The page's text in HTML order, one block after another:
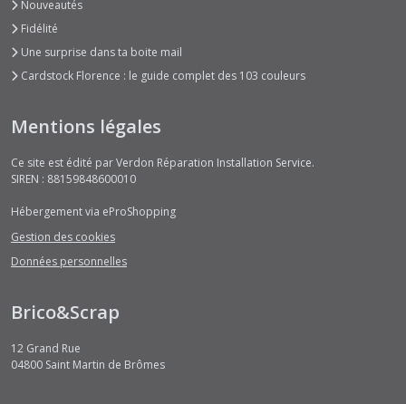
Nouveautés
Fidélité
Une surprise dans ta boite mail
Cardstock Florence : le guide complet des 103 couleurs
Mentions légales
Ce site est édité par Verdon Réparation Installation Service.
SIREN : 88159848600010
Hébergement via eProShopping
Gestion des cookies
Données personnelles
Brico&Scrap
12 Grand Rue
04800 Saint Martin de Brômes